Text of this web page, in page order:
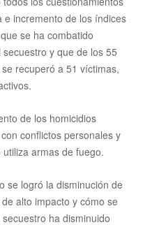
incremento de los índices
se ha combatido
y que de los 55
recuperó a 51 víctimas,
de los homicidios
conflictos personales y
armas de fuego.
se logró la disminución de
alto impacto y cómo se
ha disminuido